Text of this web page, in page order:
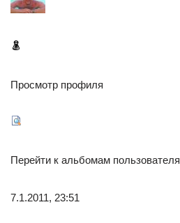
Просмотр профиля
Перейти к альбомам пользователя
7.1.2011, 23:51